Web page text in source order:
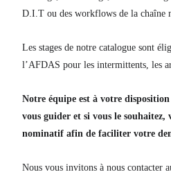
D.I.T ou des workflows de la chaîne
Les stages de notre catalogue sont
l’AFDAS pour les intermittents, les
Notre équipe est à votre
vous guider et si vous le
nominatif afin de faciliter votre
Nous vous invitons à nous contacter